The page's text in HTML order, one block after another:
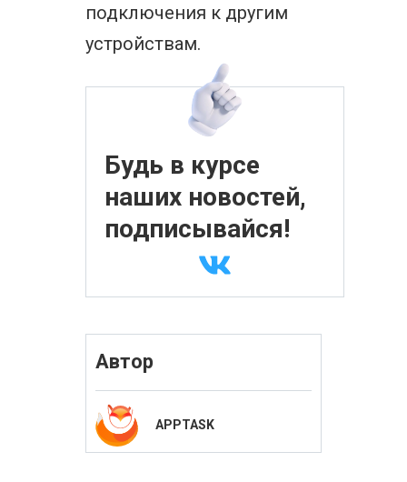
подключения к другим
устройствам.
Будь в курсе
наших новостей,
подписывайся!
Автор
APPTASK